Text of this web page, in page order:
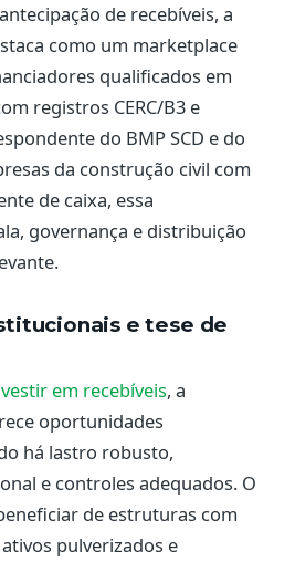
de recebíveis, a
como um marketplace
qualificados em
registros CERC/B3 e
do BMP SCD e do
da construção civil com
de caixa, essa
governança e distribuição
e tese de
em recebíveis, a
oportunidades
há lastro robusto,
e controles adequados. O
de estruturas com
pulverizados e